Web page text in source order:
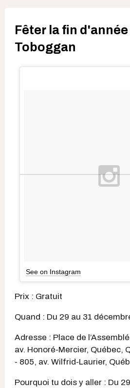
Fêter la fin
Toboggan
See on Instagram
Prix : Gratuit
Quand : Du 29 au 31
Adresse : Place de
av. Honoré-Mercier, Québec,
- 805, av. Wilfrid-Laurier,
Pourquoi tu dois y aller : Du